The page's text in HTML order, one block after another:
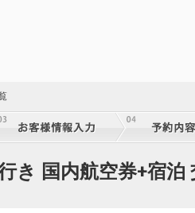
き 国内航空券+宿泊
クラ
643便